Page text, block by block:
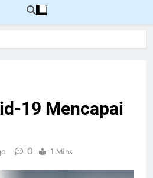
19 Mencapai
0 1 Mins